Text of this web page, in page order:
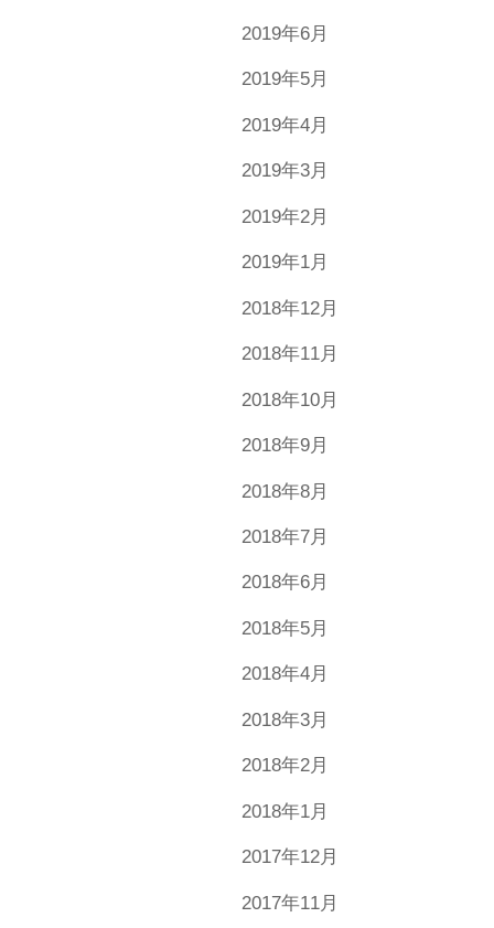
2019年6月
2019年5月
2019年4月
2019年3月
2019年2月
2019年1月
2018年12月
2018年11月
2018年10月
2018年9月
2018年8月
2018年7月
2018年6月
2018年5月
2018年4月
2018年3月
2018年2月
2018年1月
2017年12月
2017年11月